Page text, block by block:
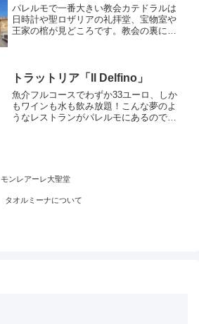
カテリーナ教会など観光スポットが集ま
っています
パレルモで一番大きい教会カテドラルは
日時計や聖ロザリアの礼拝堂、宝物室や
王家の棺が見どころです。教会の裏に回
べきでしょう。
トラットリア「Il Delfino」
魚介フルコースでわずか33ユーロ、しか
もワインも水も飲み放題！こんな夢のよ
うなレストランがパレルモにあるので
シチリア料理が美味しい！食べきれない
ほど豪華な料理の数々なのにこの安さ！
お店はいつも満席でリピーターが多いの
も納得できます。パレルモに行ったらレ
モンレアーレ大聖堂
タオルミーナについて